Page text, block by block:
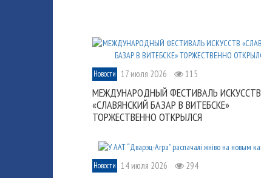
Новости 17 июля 2026 115
МЕЖДУНАРОДНЫЙ ФЕСТИВАЛЬ ИСКУССТВ
«СЛАВЯНСКИЙ БАЗАР В ВИТЕБСКЕ»
ТОРЖЕСТВЕННО ОТКРЫЛСЯ
Новости 14 июля 2026 294